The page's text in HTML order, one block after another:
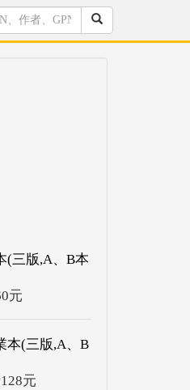
(三版,A、B本
元
本(三版,A、B
元